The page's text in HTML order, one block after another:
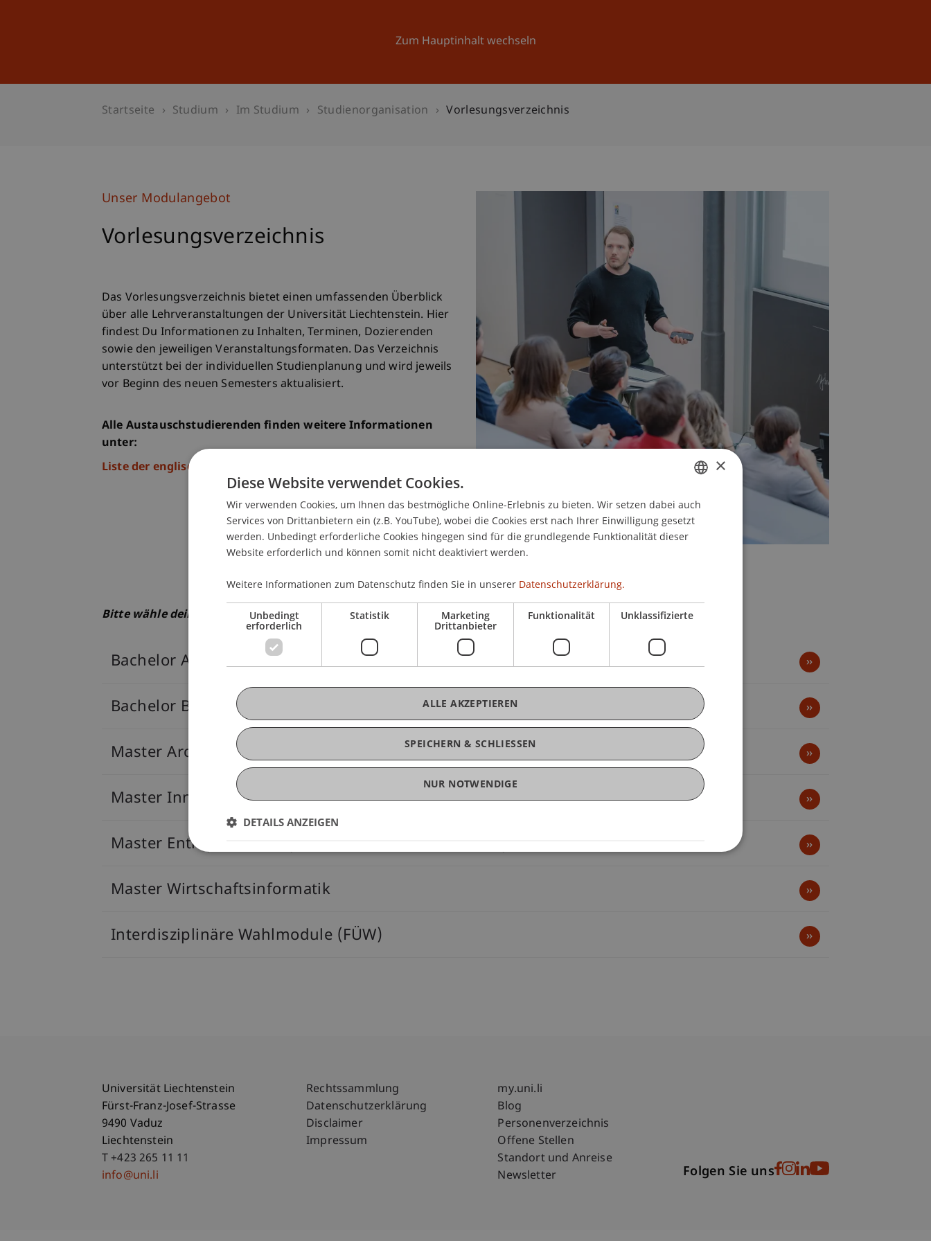
Zum Hauptinhalt wechseln
Universität Aktuelles
Startseite Studium Im Studium Studienorganisation Vorlesungsverzeichnis
Unser Modulangebot
Vorlesungsverzeichnis
Das Vorlesungsverzeichnis bietet einen umfassenden Überblick
über alle Lehrveranstaltungen der Universität Liechtenstein. Hier
findest Du Informationen zu Inhalten, Terminen, Dozierenden
sowie den jeweiligen Veranstaltungsformaten. Das Verzeichnis
unterstützt bei der individuellen Studienplanung und wird jeweils
vor Beginn des neuen Semesters aktualisiert.
Alle Austauschstudierenden finden weitere Informationen
unter:
Liste der englischsprachigen Module für Austauschstudierende
Bitte wähle deinen Studiengang
Bachelor Architektur
Bachelor Betriebswirtschaftslehre
Master Architektur
Master Innovative Finance
Master Entrepreneurship, Innovation und Leadership
Master Wirtschaftsinformatik
Interdisziplinäre Wahlmodule (FÜW)
Universität Liechtenstein
Fürst-Franz-Josef-Strasse
9490 Vaduz
Liechtenstein
T +423 265 11 11
info@uni.li
Fußzeile Rechtliche Hinweise
Rechtssammlung
Datenschutzerklärung
Disclaimer
Impressum
Fußzeile Subdomain-Verzeichnis
my.uni.li
Blog
Personenverzeichnis
Offene Stellen
Standort und Anreise
Newsletter
Folgen Sie uns
GERMAN
ENGLISH
×
Diese Website verwendet Cookies.
Wir verwenden Cookies, um Ihnen das bestmögliche Online-Erlebnis zu bieten. Wir setzen dabei auch
Services von Drittanbietern ein (z.B. YouTube), wobei die Cookies erst nach Ihrer Einwilligung gesetzt
werden. Unbedingt erforderliche Cookies hingegen sind für die grundlegende Funktionalität dieser
Website erforderlich und können somit nicht deaktiviert werden.
Weitere Informationen zum Datenschutz finden Sie in unserer Datenschutzerklärung.
Unbedingt
erforderlich
Statistik Marketing
Drittanbieter
Funktionalität Unklassifizierte
SPEICHERN & SCHLIESSEN
ALLE AKZEPTIEREN
NUR NOTWENDIGE
DETAILS ANZEIGEN